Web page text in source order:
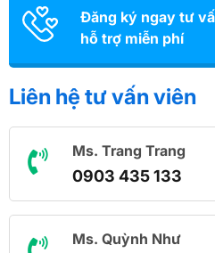
Đăng ký ngay tư
hỗ trợ miễn phí
Liên hệ tư vấn viên
Ms. Trang Trang
0903 435 133
Ms. Quỳnh Như